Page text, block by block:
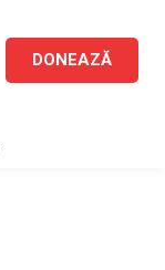
DONEAZĂ